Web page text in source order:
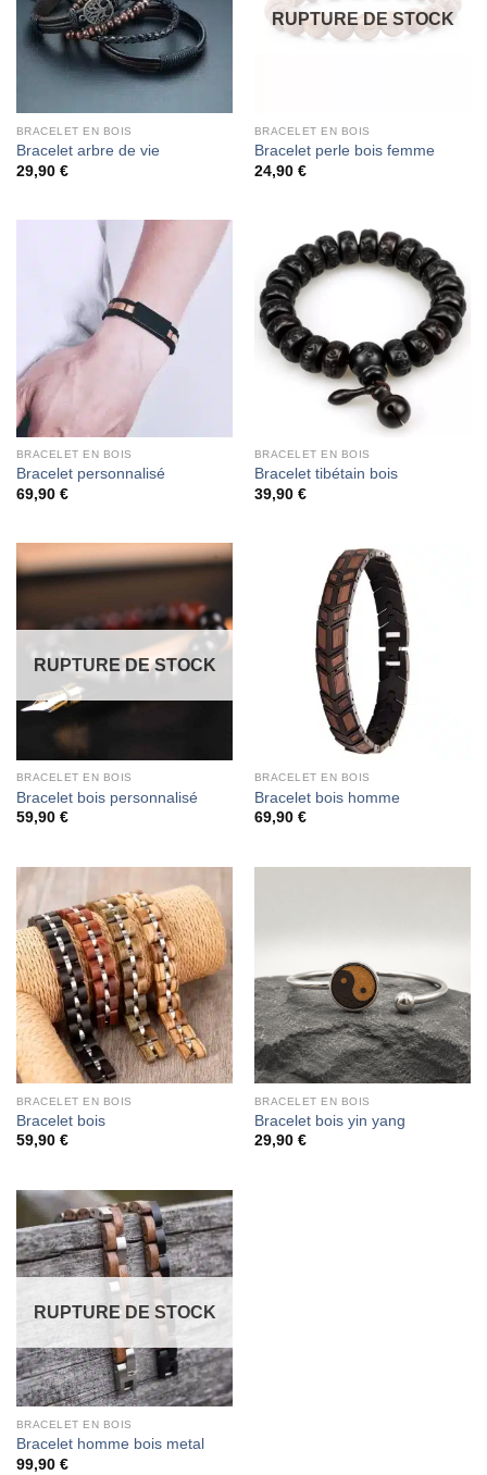
BRACELET EN BOIS
Bracelet arbre de vie
29,90 €
RUPTURE DE STOCK
BRACELET EN BOIS
Bracelet perle bois femme
24,90 €
BRACELET EN BOIS
Bracelet personnalisé
69,90 €
BRACELET EN BOIS
Bracelet tibétain bois
39,90 €
RUPTURE DE STOCK
BRACELET EN BOIS
Bracelet bois personnalisé
59,90 €
BRACELET EN BOIS
Bracelet bois homme
69,90 €
BRACELET EN BOIS
Bracelet bois
59,90 €
BRACELET EN BOIS
Bracelet bois yin yang
29,90 €
RUPTURE DE STOCK
BRACELET EN BOIS
Bracelet homme bois metal
99,90 €